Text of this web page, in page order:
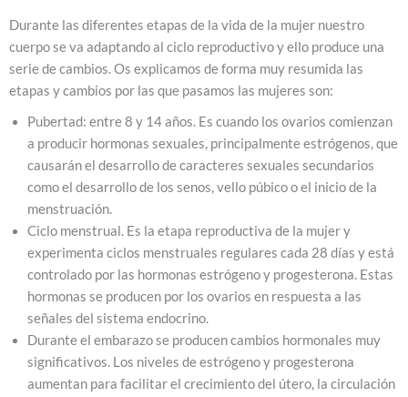
Durante las diferentes etapas de la vida de la mujer nuestro
cuerpo se va adaptando al ciclo reproductivo y ello produce una
serie de cambios. Os explicamos de forma muy resumida las
etapas y cambios por las que pasamos las mujeres son:
Pubertad: entre 8 y 14 años. Es cuando los ovarios comienzan
a producir hormonas sexuales, principalmente estrógenos, que
causarán el desarrollo de caracteres sexuales secundarios
como el desarrollo de los senos, vello púbico o el inicio de la
menstruación.
Ciclo menstrual. Es la etapa reproductiva de la mujer y
experimenta ciclos menstruales regulares cada 28 días y está
controlado por las hormonas estrógeno y progesterona. Estas
hormonas se producen por los ovarios en respuesta a las
señales del sistema endocrino.
Durante el embarazo se producen cambios hormonales muy
significativos. Los niveles de estrógeno y progesterona
aumentan para facilitar el crecimiento del útero, la circulación